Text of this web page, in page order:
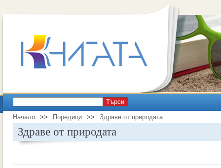
Търси
Начало >> Поредици >> Здраве от природата
Здраве от природата